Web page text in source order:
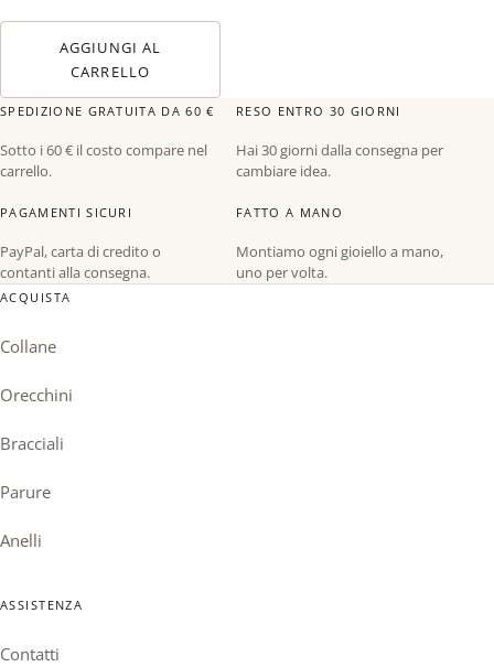
AGGIUNGI AL
CARRELLO
SPEDIZIONE GRATUITA DA 60 €
Sotto i 60 € il costo compare nel
carrello.
RESO ENTRO 30 GIORNI
Hai 30 giorni dalla consegna per
cambiare idea.
PAGAMENTI SICURI
PayPal, carta di credito o
contanti alla consegna.
FATTO A MANO
Montiamo ogni gioiello a mano,
uno per volta.
ACQUISTA
Collane
Orecchini
Bracciali
Parure
Anelli
ASSISTENZA
Contatti